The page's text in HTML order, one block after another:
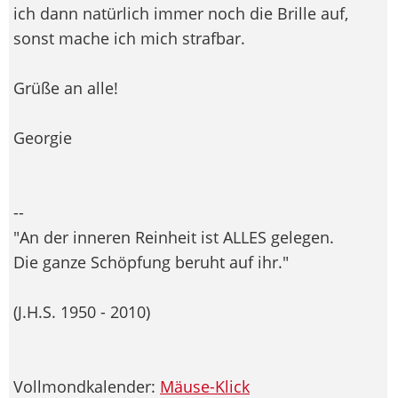
ich dann natürlich immer noch die Brille auf,
sonst mache ich mich strafbar.
Grüße an alle!
Georgie
--
"An der inneren Reinheit ist ALLES gelegen.
Die ganze Schöpfung beruht auf ihr."
(J.H.S. 1950 - 2010)
Vollmondkalender: Mäuse-Klick